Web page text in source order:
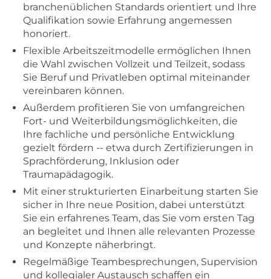
branchenüblichen Standards orientiert und Ihre
Qualifikation sowie Erfahrung angemessen
honoriert.
Flexible Arbeitszeitmodelle ermöglichen Ihnen
die Wahl zwischen Vollzeit und Teilzeit, sodass
Sie Beruf und Privatleben optimal miteinander
vereinbaren können.
Außerdem profitieren Sie von umfangreichen
Fort- und Weiterbildungsmöglichkeiten, die
Ihre fachliche und persönliche Entwicklung
gezielt fördern -- etwa durch Zertifizierungen in
Sprachförderung, Inklusion oder
Traumapädagogik.
Mit einer strukturierten Einarbeitung starten Sie
sicher in Ihre neue Position, dabei unterstützt
Sie ein erfahrenes Team, das Sie vom ersten Tag
an begleitet und Ihnen alle relevanten Prozesse
und Konzepte näherbringt.
Regelmäßige Teambesprechungen, Supervision
und kollegialer Austausch schaffen ein